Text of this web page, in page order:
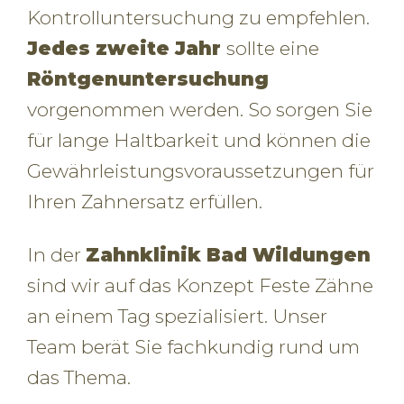
Kontrolluntersuchung zu empfehlen.
Jedes zweite Jahr sollte eine
Röntgenuntersuchung
vorgenommen werden. So sorgen Sie
für lange Haltbarkeit und können die
Gewährleistungsvoraussetzungen für
Ihren Zahnersatz erfüllen.
In der Zahnklinik Bad Wildungen
sind wir auf das Konzept Feste Zähne
an einem Tag spezialisiert. Unser
Team berät Sie fachkundig rund um
das Thema.